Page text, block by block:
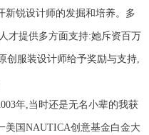
新锐设计师的发掘和培养。多
才提供多方面支持:她斥资百万
创服装设计师给予奖励与支持,
年,当时还是无名小辈的我获
美国NAUTICA创意基金白金大